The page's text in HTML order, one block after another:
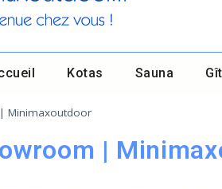
Kotas Sauna
Minimaxoutdoor
|